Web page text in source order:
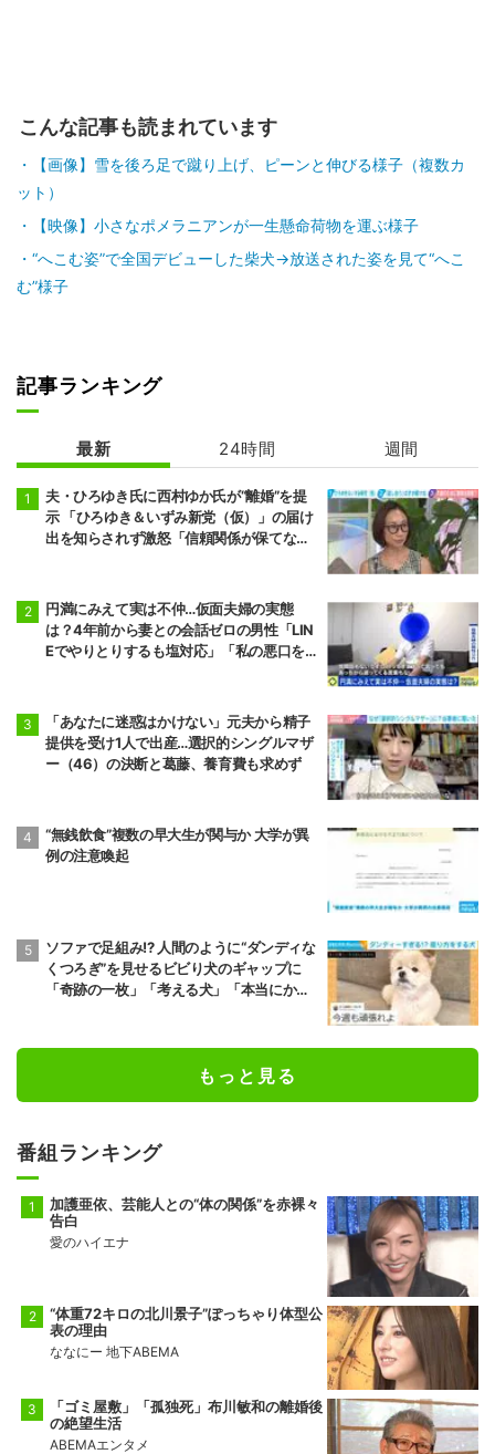
こんな記事も読まれています
【画像】雪を後ろ足で蹴り上げ、ピーンと伸びる様子（複数カ
ット）
【映像】小さなポメラニアンが一生懸命荷物を運ぶ様子
“へこむ姿”で全国デビューした柴犬→放送された姿を見て“へこ
む”様子
記事ランキング
最新 24時間 週間
夫・ひろゆき氏に西村ゆか氏が“離婚”を提
示 「ひろゆき＆いずみ新党（仮）」の届け
出を知らされず激怒「信頼関係が保てない
円満にみえて実は不仲…仮面夫婦の実態
は？4年前から妻との会話ゼロの男性「LIN
Eでやりとりするも塩対応」「私の悪口を
「あなたに迷惑はかけない」元夫から精子
提供を受け1人で出産…選択的シングルマザ
ー（46）の決断と葛藤、養育費も求めず
“無銭飲食”複数の早大生が関与か 大学が異
例の注意喚起
ソファで足組み!? 人間のように“ダンディな
くつろぎ”を見せるビビり犬のギャップに
「奇跡の一枚」「考える犬」「本当にかわ
もっと見る
番組ランキング
加護亜依、芸能人との“体の関係”を赤裸々
告白
愛のハイエナ
“体重72キロの北川景子”ぽっちゃり体型公
表の理由
ななにー 地下ABEMA
「ゴミ屋敷」「孤独死」布川敏和の離婚後
の絶望生活
ABEMAエンタメ